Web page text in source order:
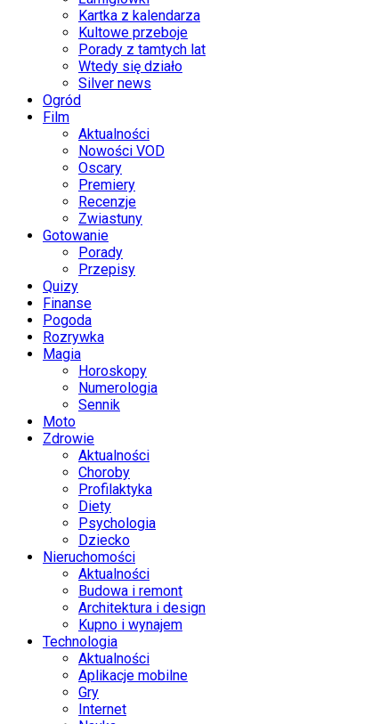
Kartka z kalendarza
Kultowe przeboje
Porady z tamtych lat
Wtedy się działo
Silver news
Ogród
Film
Aktualności
Nowości VOD
Oscary
Premiery
Recenzje
Zwiastuny
Gotowanie
Porady
Przepisy
Quizy
Finanse
Pogoda
Rozrywka
Magia
Horoskopy
Numerologia
Sennik
Moto
Zdrowie
Aktualności
Choroby
Profilaktyka
Diety
Psychologia
Dziecko
Nieruchomości
Aktualności
Budowa i remont
Architektura i design
Kupno i wynajem
Technologia
Aktualności
Aplikacje mobilne
Gry
Internet